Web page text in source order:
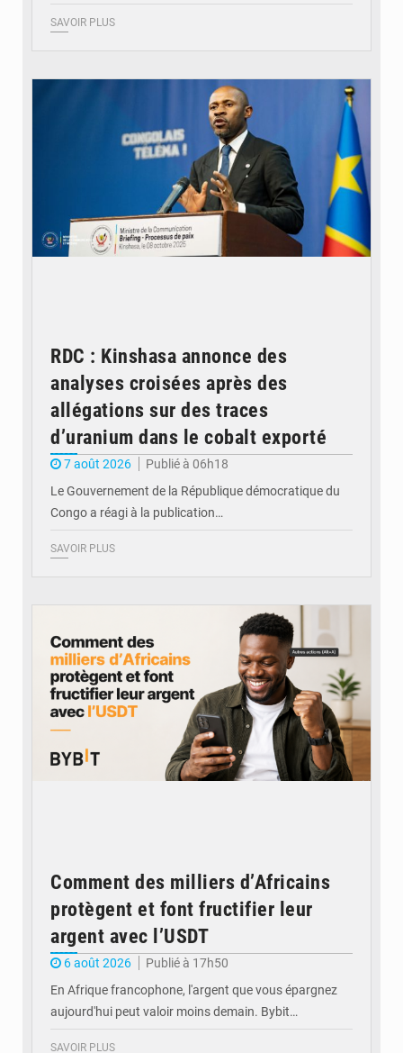
SAVOIR PLUS
RDC : Kinshasa annonce des
analyses croisées après des
allégations sur des traces
d’uranium dans le cobalt exporté
7 août 2026
Publié à 06h18
Le Gouvernement de la République démocratique du
Congo a réagi à la publication…
SAVOIR PLUS
Comment des milliers d’Africains
protègent et font fructifier leur
argent avec l’USDT
6 août 2026
Publié à 17h50
En Afrique francophone, l'argent que vous épargnez
aujourd'hui peut valoir moins demain. Bybit…
SAVOIR PLUS